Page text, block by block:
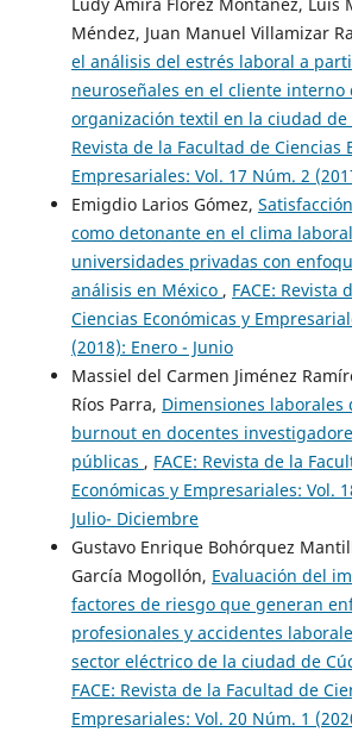
Méndez, Juan Manuel Villamizar
el análisis del estrés laboral a
neuroseñales en el cliente interno
organización textil en la ciudad
Revista de la Facultad de Ciencias
Empresariales: Vol. 17 Núm. 2
Emigdio Larios Gómez,
como detonante en el clima
universidades privadas con
análisis en México , FACE: Revista
Ciencias Económicas y
(2018): Enero - Junio
Massiel del Carmen Jiménez
Ríos Parra, Dimensiones laborales
burnout en docentes
públicas , FACE: Revista de la
Económicas y Empresariales: Vol.
Julio- Diciembre
Gustavo Enrique Bohórquez
García Mogollón, Evaluación del
factores de riesgo que generan
profesionales y accidentes
sector eléctrico de la ciudad de
FACE: Revista de la Facultad de
Empresariales: Vol. 20 Núm. 1